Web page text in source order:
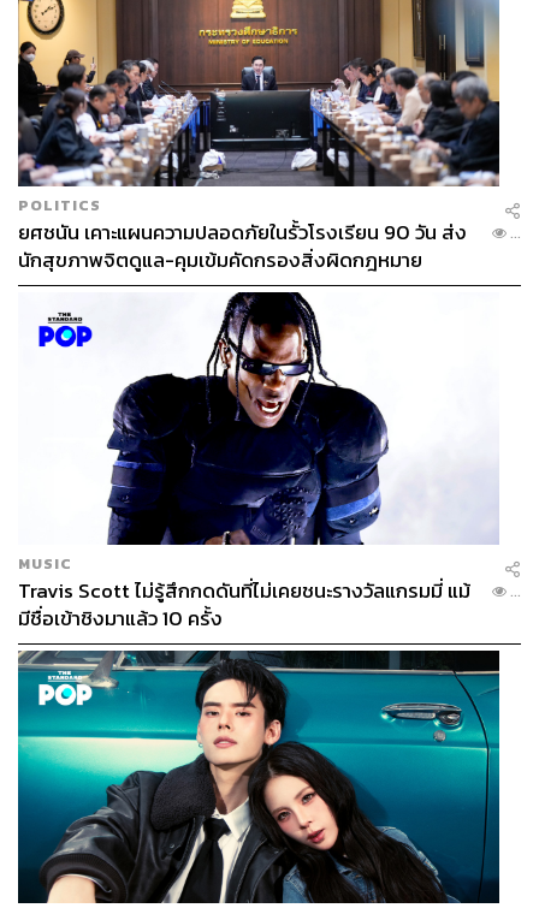
POLITICS
ยศชนัน เคาะแผนความปลอดภัยในรั้วโรงเรียน 90 วัน ส่ง
นักสุขภาพจิตดูแล-คุมเข้มคัดกรองสิ่งผิดกฎหมาย
...
MUSIC
Travis Scott ไม่รู้สึกกดดันที่ไม่เคยชนะรางวัลแกรมมี่ แม้
มีชื่อเข้าชิงมาแล้ว 10 ครั้ง
...